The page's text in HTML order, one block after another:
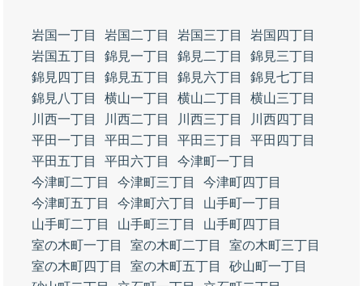
岩国一丁目 岩国二丁目 岩国三丁目
岩国四丁目
岩国五丁目
錦見一丁目 錦見二丁目
錦見三丁目
錦見四丁目
錦見五丁目 錦見六丁目
錦見七丁目
錦見八丁目
横山一丁目 横山二丁目
横山三丁目
川西一丁目
川西二丁目 川西三丁目
川西四丁目
平田一丁目
平田二丁目 平田三丁目
平田四丁目
平田五丁目
平田六丁目
今津町一丁目
今津町二丁目
今津町三丁目
今津町四丁目
今津町五丁目
今津町六丁目
山手町一丁目
山手町二丁目
山手町三丁目
山手町四丁目
室の木町一丁目
室の木町二丁目
室の木町三丁目
室の木町四丁目
室の木町五丁目
砂山町一丁目